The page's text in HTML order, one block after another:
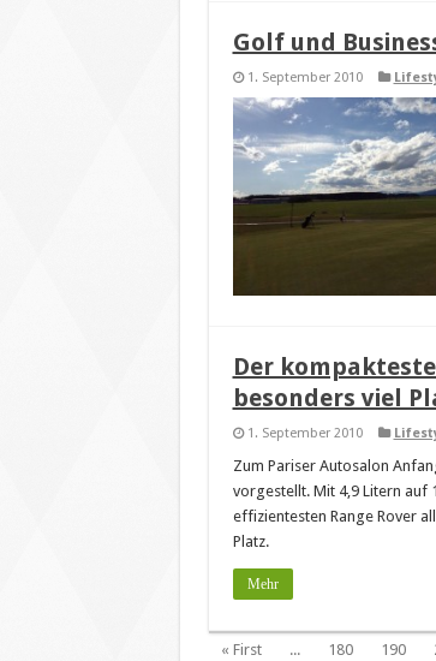
Golf und
1. September 2010
Der
besonders viel
1. September 2010
Zum Pariser Autosalon
vorgestellt. Mit 4,9 Litern auf
effizientesten Range Rover
Platz.
Mehr
« First ... 180 190